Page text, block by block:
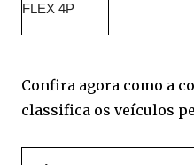
FLEX 4P
Confira agora como a
classifica os veículos